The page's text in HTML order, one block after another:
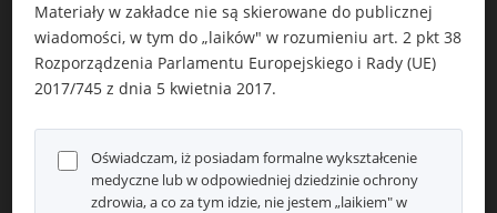
Каталог инструментов
Операционные техники
Инструкция по применению
Materiały w zakładce nie są skierowane do publicznej
wiadomości, w tym do „laików" w rozumieniu art. 2 pkt 38
Rozporządzenia Parlamentu Europejskiego i Rady (UE)
2017/745 z dnia 5 kwietnia 2017.
Oświadczam, iż posiadam formalne wykształcenie
medyczne lub w odpowiedniej dziedzinie ochrony
zdrowia, a co za tym idzie, nie jestem „laikiem" w